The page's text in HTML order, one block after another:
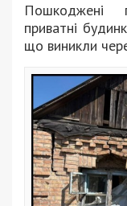
Пошкоджені
приватні
що виникли